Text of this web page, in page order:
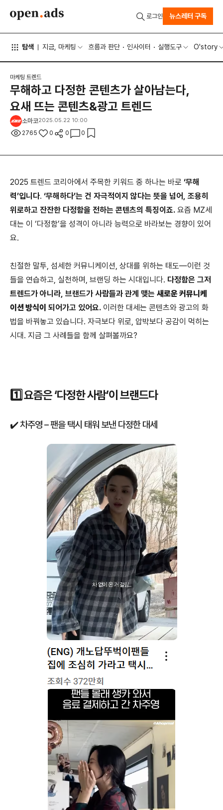
탐색 지금, 마케팅 흐름과 판단 인사이터 실행도구 O'story
로그인 뉴스레터 구독
마케팅 트렌드
무해하고 다정한 콘텐츠가 살아남는다,
요새 뜨는 콘텐츠&광고 트렌드
소마코2025.05.22 10:00
2765 0 0 0
2025 트렌드 코리아에서 주목한 키워드 중 하나는 바로 ‘무해
력’입니다. ‘무해하다’는 건 자극적이지 않다는 뜻을 넘어, 조용히
위로하고 잔잔한 다정함을 전하는 콘텐츠의 특징이죠. 요즘 MZ세
대는 이 ‘다정함’을 성격이 아니라 능력으로 바라보는 경향이 있어
요.
친절한 말투, 섬세한 커뮤니케이션, 상대를 위하는 태도—이런 것
들을 연습하고, 실천하며, 브랜딩 하는 시대입니다. 다정함은 그저
트렌드가 아니라, 브랜드가 사람들과 관계 맺는 새로운 커뮤니케
이션 방식이 되어가고 있어요. 이러한 대세는 콘텐츠와 광고의 화
법을 바꿔놓고 있습니다. 자극보다 위로, 압박보다 공감이 먹히는
시대. 지금 그 사례들을 함께 살펴볼까요?
1️⃣ 요즘은 ‘다정한 사람’이 브랜드다
✔️ 차주영 – 팬을 택시 태워 보낸 다정한 대세